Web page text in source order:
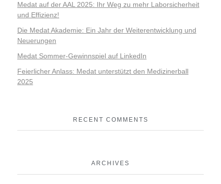
Medat auf der AAL 2025: Ihr Weg zu mehr Laborsicherheit
und Effizienz!
Die Medat Akademie: Ein Jahr der Weiterentwicklung und
Neuerungen
Medat Sommer-Gewinnspiel auf LinkedIn
Feierlicher Anlass: Medat unterstützt den Medizinerball
2025
RECENT COMMENTS
ARCHIVES